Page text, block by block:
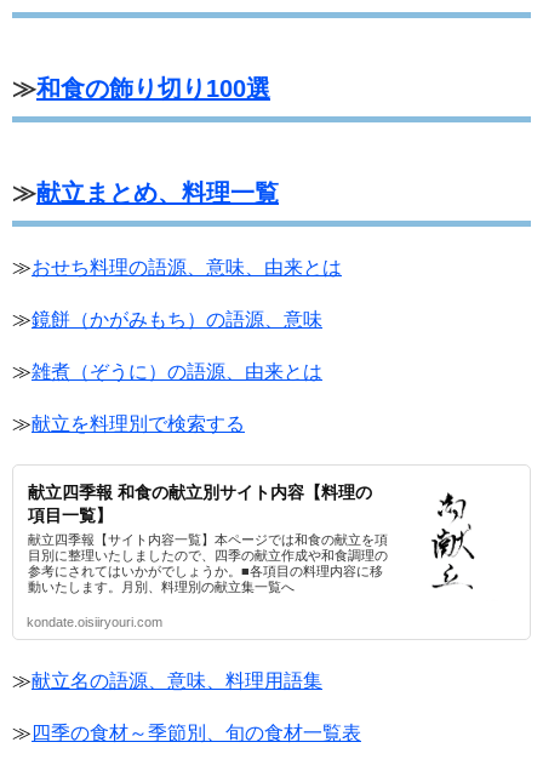
≫和食の飾り切り100選
≫献立まとめ、料理一覧
≫おせち料理の語源、意味、由来とは
≫鏡餅（かがみもち）の語源、意味
≫雑煮（ぞうに）の語源、由来とは
≫献立を料理別で検索する
献立四季報 和食の献立別サイト内容【料理の
項目一覧】
献立四季報【サイト内容一覧】本ページでは和食の献立を項
目別に整理いたしましたので、四季の献立作成や和食調理の
参考にされてはいかがでしょうか。■各項目の料理内容に移
動いたします。月別、料理別の献立集一覧へ
kondate.oisiiryouri.com
≫献立名の語源、意味、料理用語集
≫ 四季の食材～季節別、旬の食材一覧表